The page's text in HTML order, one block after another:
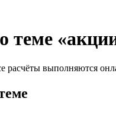
теме
расчёты выполняются